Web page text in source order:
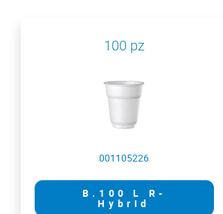
100 pz
001105226
B.100 L R-
Hybrid